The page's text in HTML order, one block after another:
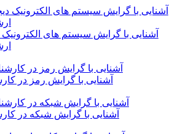
آشنایی با گرایش سیستم های
آشنایی با گرایش رمز در
آشنایی با گرایش شبکه در